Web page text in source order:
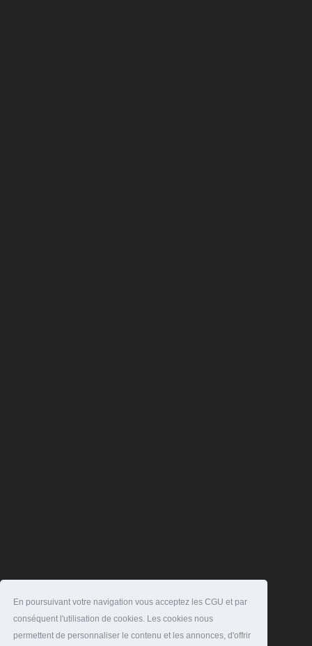
En poursuivant votre navigation vous acceptez les CGU et par
conséquent l'utilisation de cookies. Les cookies nous
permettent de personnaliser le contenu et les annonces, d'offrir